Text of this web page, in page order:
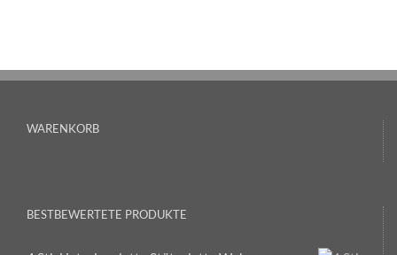
WARENKORB
BESTBEWERTETE PRODUKTE